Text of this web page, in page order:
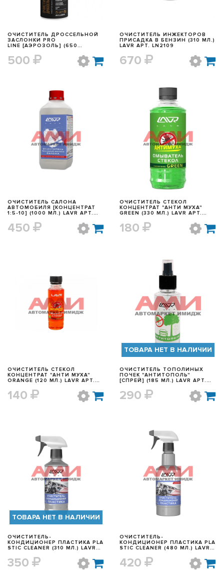
ОЧИСТИТЕЛЬ ДРОССЕЛЬНОЙ
ЗАСЛОНКИ PRO
LINE [АЭРОЗОЛЬ] (650
500
ОЧИСТИТЕЛЬ ИНЖЕКТОРОВ
ПРИСАДКА В БЕНЗИН (310 МЛ.)
LAVR АРТ. LN2109
670
БЫСТРЫЙ ПРОСМОТР
ОЧИСТИТЕЛЬ САЛОНА
АВТОМОБИЛЯ [КОНЦЕНТРАТ
1:5-10] (1000 МЛ.) LAVR АРТ.
450
БЫСТРЫЙ ПРОСМОТР
ОЧИСТИТЕЛЬ СТЕКОЛ
КОНЦЕНТРАТ "АНТИ МУХА"
GREEN (330 МЛ.) LAVR АРТ.
180
БЫСТРЫЙ ПРОСМОТР
ОЧИСТИТЕЛЬ СТЕКОЛ
КОНЦЕНТРАТ "АНТИ МУХА"
ORANGE (120 МЛ.) LAVR АРТ.
140
БЫСТРЫЙ ПРОСМОТР
ТОВАРА НЕТ В НАЛИЧИИ
ОЧИСТИТЕЛЬ ТОПОЛИНЫХ
ПОЧЕК "АНТИТОПОЛЬ"
[СПРЕЙ] (185 МЛ.) LAVR АРТ.
290
БЫСТРЫЙ ПРОСМОТР
ТОВАРА НЕТ В НАЛИЧИИ
ОЧИСТИТЕЛЬ-
КОНДИЦИОНЕР ПЛАСТИКА PLA
STIC CLEANER (310 МЛ.) LAVR
350
БЫСТРЫЙ ПРОСМОТР
ОЧИСТИТЕЛЬ-
КОНДИЦИОНЕР ПЛАСТИКА PLA
STIC CLEANER (480 МЛ.) LAVR
420